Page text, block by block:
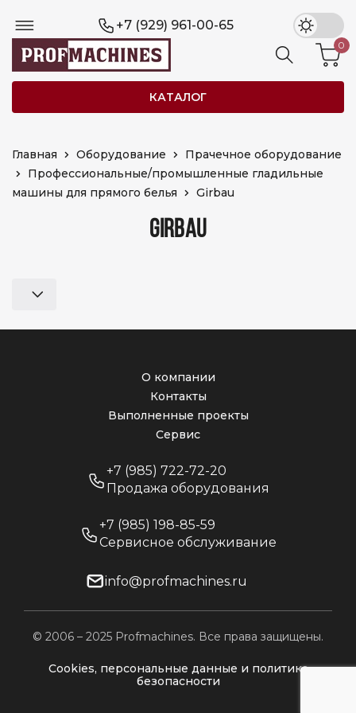
+7 (929) 961-00-65
КАТАЛОГ
0
Главная Оборудование
Прачечное оборудование
Профессиональные/промышленные гладильные
машины для прямого белья
Girbau
GIRBAU
О компании
Контакты
Выполненные проекты
Сервис
+7 (985) 722-72-20
Продажа оборудования
+7 (985) 198-85-59
Сервисное обслуживание
info@profmachines.ru
© 2006 – 2025 Profmachines. Все права защищены.
Cookies, персональные данные и политика
безопасности